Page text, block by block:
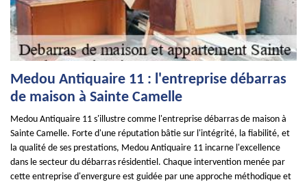
Medou Antiquaire 11 : l'entreprise débarras
de maison à Sainte Camelle
Medou Antiquaire 11 s'illustre comme l'entreprise débarras de maison à
Sainte Camelle. Forte d'une réputation bâtie sur l'intégrité, la fiabilité, et
la qualité de ses prestations, Medou Antiquaire 11 incarne l'excellence
dans le secteur du débarras résidentiel. Chaque intervention menée par
cette entreprise d'envergure est guidée par une approche méthodique et